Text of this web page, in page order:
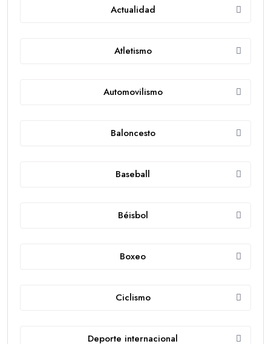
Actualidad
Atletismo
Automovilismo
Baloncesto
Baseball
Béisbol
Boxeo
Ciclismo
Deporte internacional